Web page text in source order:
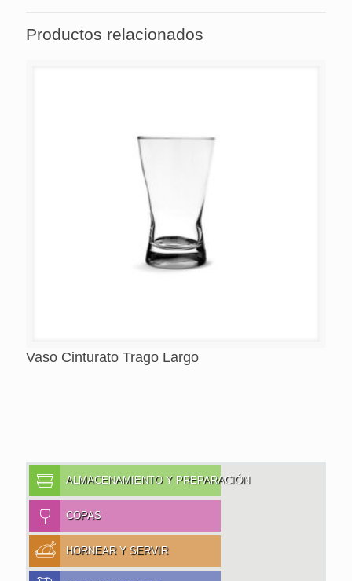
Productos relacionados
Vaso Cinturato Trago Largo
ALMACENAMIENTO Y PREPARACIÓN
COPAS
HORNEAR Y SERVIR